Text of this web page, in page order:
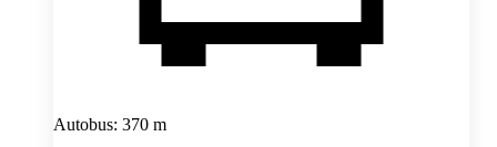
Autobus: 370 m